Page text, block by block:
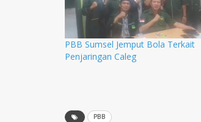
PBB Sumsel Jemput Bola Terkait
Penjaringan Caleg
PBB